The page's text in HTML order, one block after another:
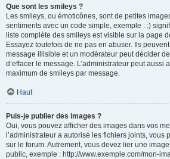
Que sont les smileys ?
Les smileys, ou émoticônes, sont de petites
sentiments avec un code simple, exemple : :)
liste complète des smileys est visible sur la page
Essayez toutefois de ne pas en abuser. Ils
message illisible et un modérateur peut décider
d’effacer le message. L’administrateur peut aussi
maximum de smileys par message.
Haut
Puis-je publier des images ?
Oui, vous pouvez afficher des images dans vos
l’administrateur a autorisé les fichiers joints, vous
sur le forum. Autrement, vous devez lier une
public, exemple : http://www.exemple.com/mon-